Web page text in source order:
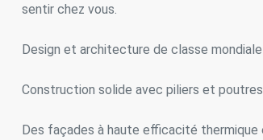
sentir chez vous.
Design et architecture de classe mondiale
Construction solide avec piliers et
Des façades à haute efficacité